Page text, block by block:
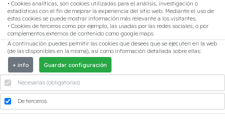
Uso de cookies
• Cookies analíticas, son cookies utilizadas para el análisis, investigación o
estadísticas con el fin de mejorar la experiencia del sitio web. Mediante el uso de
estas cookies se puede mostrar información más relevante a los visitantes.
• Cookies de terceros como por ejemplo, las usadas por las redes sociales, o por
complementos externos de contenido como google maps.
A continuación puedes permitir las cookies que desees que se ejecuten en la web
(de las disponibles en la misma), así como información detallada sobre ellas:
+ info
Guardar configuración
Necesarias (obligatorias)
De terceros
Síguenos en Facebook
Síguenos en Linkedin
Síguenos en Instagram
Contacta con nosotros
CTRA. BENETÚSSER, 11, PTA. 1
46200, Paiporta (Valencia, España)
96 108 43 98
info@macri07.net